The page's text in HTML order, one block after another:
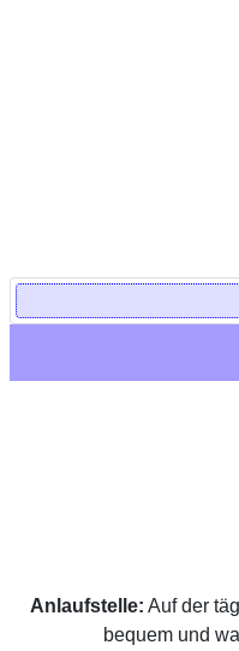
Anlaufstelle: Auf der
bequem und